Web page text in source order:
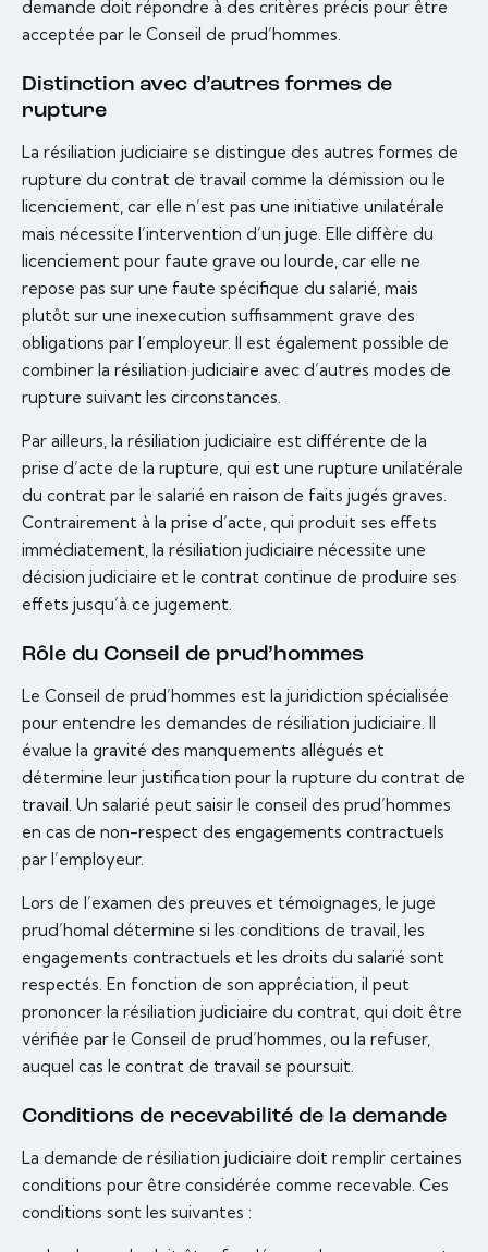
demande doit répondre à des critères précis pour être
acceptée par le Conseil de prud’hommes.
Distinction avec d’autres formes de
rupture
La résiliation judiciaire se distingue des autres formes de
rupture du contrat de travail comme la démission ou le
licenciement, car elle n’est pas une initiative unilatérale
mais nécessite l’intervention d’un juge. Elle diffère du
licenciement pour faute grave ou lourde, car elle ne
repose pas sur une faute spécifique du salarié, mais
plutôt sur une inexecution suffisamment grave des
obligations par l’employeur. Il est également possible de
combiner la résiliation judiciaire avec d’autres modes de
rupture suivant les circonstances.
Par ailleurs, la résiliation judiciaire est différente de la
prise d’acte de la rupture, qui est une rupture unilatérale
du contrat par le salarié en raison de faits jugés graves.
Contrairement à la prise d’acte, qui produit ses effets
immédiatement, la résiliation judiciaire nécessite une
décision judiciaire et le contrat continue de produire ses
effets jusqu’à ce jugement.
Rôle du Conseil de prud’hommes
Le Conseil de prud’hommes est la juridiction spécialisée
pour entendre les demandes de résiliation judiciaire. Il
évalue la gravité des manquements allégués et
détermine leur justification pour la rupture du contrat de
travail. Un salarié peut saisir le conseil des prud’hommes
en cas de non-respect des engagements contractuels
par l’employeur.
Lors de l’examen des preuves et témoignages, le juge
prud’homal détermine si les conditions de travail, les
engagements contractuels et les droits du salarié sont
respectés. En fonction de son appréciation, il peut
prononcer la résiliation judiciaire du contrat, qui doit être
vérifiée par le Conseil de prud’hommes, ou la refuser,
auquel cas le contrat de travail se poursuit.
Conditions de recevabilité de la demande
La demande de résiliation judiciaire doit remplir certaines
conditions pour être considérée comme recevable. Ces
conditions sont les suivantes :